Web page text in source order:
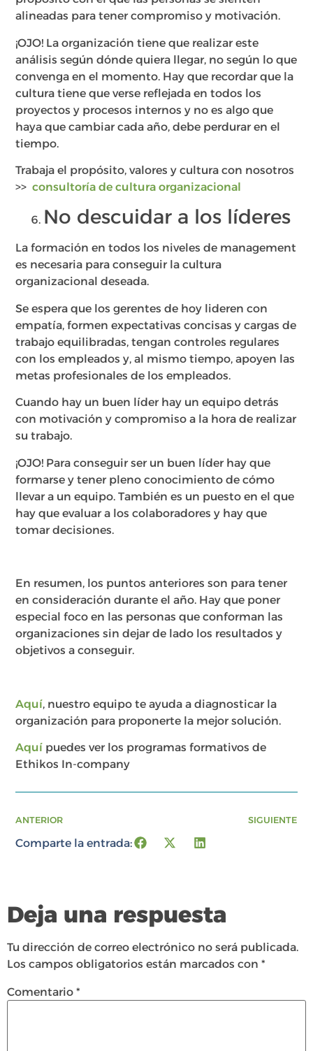
alineadas para tener compromiso y motivación.
¡OJO! La organización tiene que realizar este
análisis según dónde quiera llegar, no según lo que
convenga en el momento. Hay que recordar que la
cultura tiene que verse reflejada en todos los
proyectos y procesos internos y no es algo que
haya que cambiar cada año, debe perdurar en el
tiempo.
Trabaja el propósito, valores y cultura con nosotros
>>consultoría de cultura organizacional
No descuidar a los líderes
La formación en todos los niveles de management
es necesaria para conseguir la cultura
organizacional deseada.
Se espera que los gerentes de hoy lideren con
empatía, formen expectativas concisas y cargas de
trabajo equilibradas, tengan controles regulares
con los empleados y, al mismo tiempo, apoyen las
metas profesionales de los empleados.
Cuando hay un buen líder hay un equipo detrás
con motivación y compromiso a la hora de realizar
su trabajo.
¡OJO! Para conseguir ser un buen líder hay que
formarse y tener pleno conocimiento de cómo
llevar a un equipo. También es un puesto en el que
hay que evaluar a los colaboradores y hay que
tomar decisiones.
En resumen, los puntos anteriores son para tener
en consideración durante el año. Hay que poner
especial foco en las personas que conforman las
organizaciones sin dejar de lado los resultados y
objetivos a conseguir.
Aquí, nuestro equipo te ayuda a diagnosticar la
organización para proponerte la mejor solución.
Aquí puedes ver los programas formativos de
Ethikos In-company
ANTERIOR SIGUIENTE
Comparte la entrada:
Deja una respuesta
Tu dirección de correo electrónico no será publicada.
Los campos obligatorios están marcados con *
Comentario *